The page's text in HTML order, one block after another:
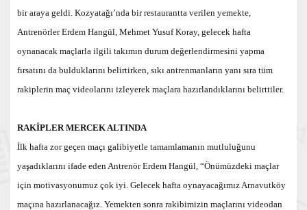
bir araya geldi. Kozyatağı’nda bir restaurantta verilen yemekte,
Antrenörler Erdem Hangül, Mehmet Yusuf Koray, gelecek hafta
oynanacak maçlarla ilgili takımın durum değerlendirmesini yapma
fırsatını da bulduklarını belirtirken, sıkı antrenmanların yanı sıra tüm
rakiplerin maç videolarını izleyerek maçlara hazırlandıklarını belirttiler.
RAKİPLER MERCEK ALTINDA
İlk hafta zor geçen maçı galibiyetle tamamlamanın mutluluğunu
yaşadıklarını ifade eden Antrenör Erdem Hangül, “Önümüzdeki maçlar
için motivasyonumuz çok iyi. Gelecek hafta oynayacağımız Arnavutköy
maçına hazırlanacağız. Yemekten sonra rakibimizin maçlarını videodan